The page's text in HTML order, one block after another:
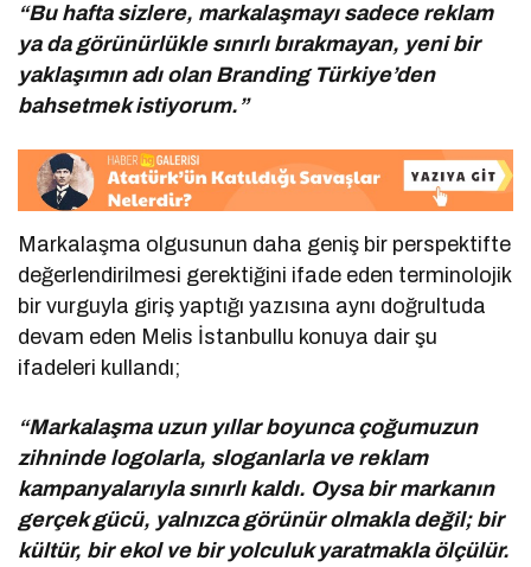
“Bu hafta sizlere, markalaşmayı sadece reklam
ya da görünürlükle sınırlı bırakmayan, yeni bir
yaklaşımın adı olan Branding Türkiye’den
bahsetmek istiyorum.”
Markalaşma olgusunun daha geniş bir perspektifte
değerlendirilmesi gerektiğini ifade eden terminolojik
bir vurguyla giriş yaptığı yazısına aynı doğrultuda
devam eden Melis İstanbullu konuya dair şu
ifadeleri kullandı;
“Markalaşma uzun yıllar boyunca çoğumuzun
zihninde logolarla, sloganlarla ve reklam
kampanyalarıyla sınırlı kaldı. Oysa bir markanın
gerçek gücü, yalnızca görünür olmakla değil; bir
kültür, bir ekol ve bir yolculuk yaratmakla ölçülür.